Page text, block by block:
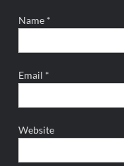
Name *
Email *
Website